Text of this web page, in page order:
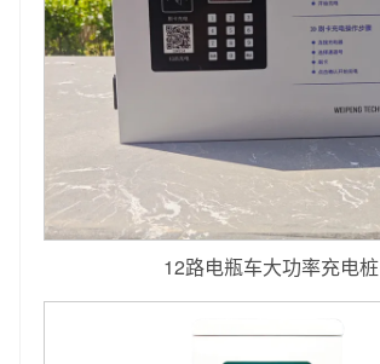
12路电瓶车大功率充电桩